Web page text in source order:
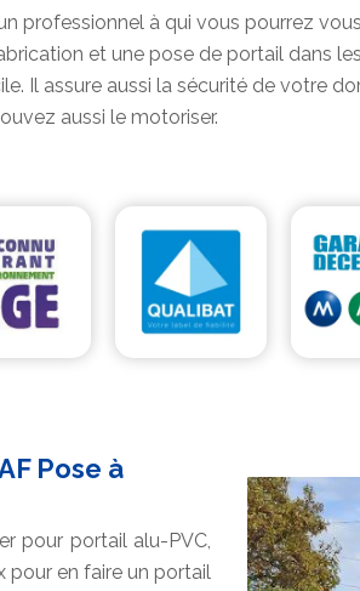
professionnel à qui vous pourrez
et une pose de portail dans
Il assure aussi la sécurité de votre
aussi le motoriser.
Pose à
pour portail alu-PVC,
pour en faire un portail